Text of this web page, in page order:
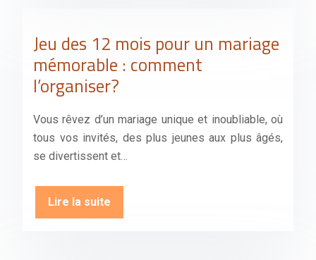
Jeu des 12 mois pour un mariage
mémorable : comment
l’organiser?
Vous rêvez d’un mariage unique et inoubliable, où
tous vos invités, des plus jeunes aux plus âgés,
se divertissent et…
Lire la suite